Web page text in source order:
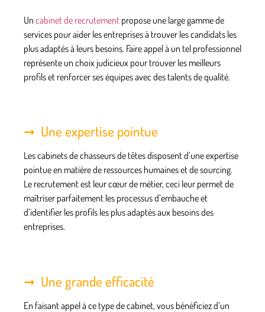
Un cabinet de recrutement propose une large gamme de
services pour aider les entreprises à trouver les candidats les
plus adaptés à leurs besoins. Faire appel à un tel professionnel
représente un choix judicieux pour trouver les meilleurs
profils et renforcer ses équipes avec des talents de qualité.
Une expertise pointue
Les cabinets de chasseurs de têtes disposent d’une expertise
pointue en matière de ressources humaines et de sourcing.
Le recrutement est leur cœur de métier, ceci leur permet de
maîtriser parfaitement les processus d’embauche et
d’identifier les profils les plus adaptés aux besoins des
entreprises.
Une grande efficacité
En faisant appel à ce type de cabinet, vous bénéficiez d’un